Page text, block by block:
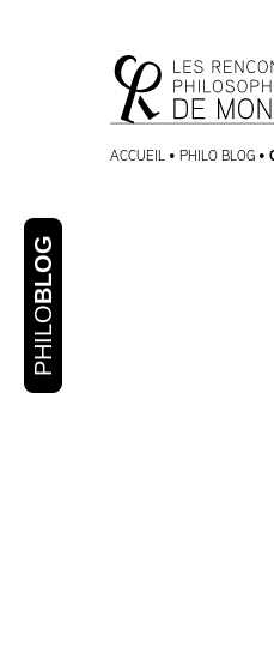
contenu
ACCUEIL • PHILO BLOG •
PHILO
BLOG